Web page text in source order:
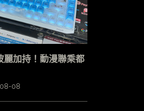
麗加持！動漫聯乘都
08